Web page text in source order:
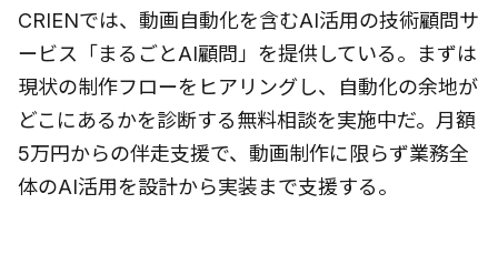
CRIENでは、動画自動化を含むAI活用の技術顧問サ
ービス「まるごとAI顧問」を提供している。まずは
現状の制作フローをヒアリングし、自動化の余地が
どこにあるかを診断する無料相談を実施中だ。月額
5万円からの伴走支援で、動画制作に限らず業務全
体のAI活用を設計から実装まで支援する。